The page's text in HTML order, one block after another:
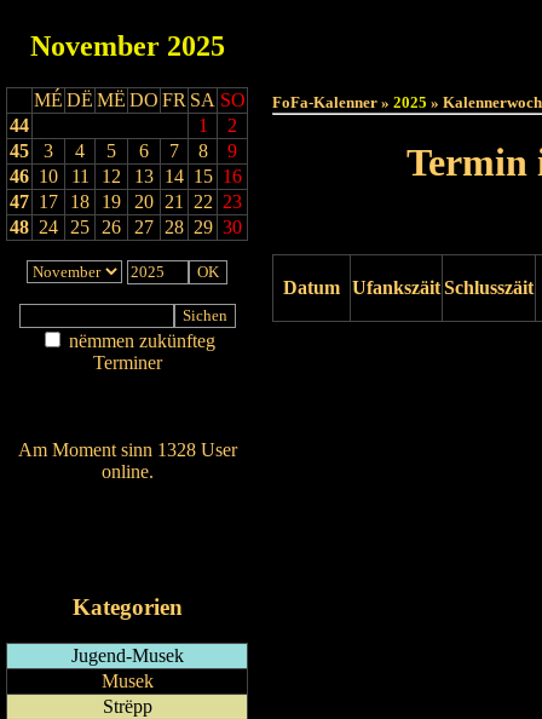
November 2025
MÉ DË MË DO FR SA SO
44
1
2
45
3 4 5 6 7 8
9
46 10 11 12 13 14 15 16
47 17 18 19 20 21 22 23
48 24 25 26 27 28 29 30
nëmmen zukünfteg
Terminer
Am Moment sinn 1328 User
online.
Kategorien
Jugend-Musek
Musek
Strëpp
FoFa-Kalenner » 2025 »
Termin
Datum UfankszäitSchlusszäit